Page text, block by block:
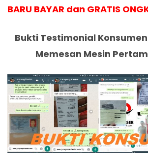
BARU BAYAR dan GRATIS
Bukti Testimonial
Memesan Mesin